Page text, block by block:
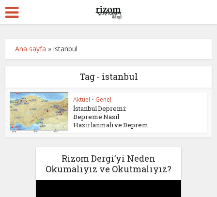
Ana sayfa »istanbul
Tag - istanbul
Aktüel • Genel
İstanbul Depremi:
Depreme Nasıl
Hazırlanmalı ve Deprem...
Rizom Dergi’yi Neden
Okumalıyız ve Okutmalıyız?